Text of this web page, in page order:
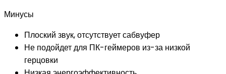
Минусы
Плоский звук, отсутствует сабвуфер
Не подойдет для ПК-геймеров из-за низкой
герцовки